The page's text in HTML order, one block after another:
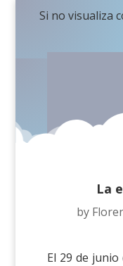
Si no visualiza
La
by
El 29 de